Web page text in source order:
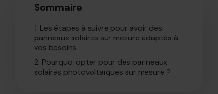
Sommaire
1. Les étapes à suivre pour avoir des
panneaux solaires sur mesure adaptés à
vos besoins
2. Pourquoi opter pour des panneaux
solaires photovoltaïques sur mesure ?